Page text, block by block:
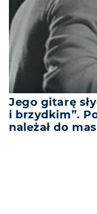
Jego gitarę
i brzydkim”.
należał do